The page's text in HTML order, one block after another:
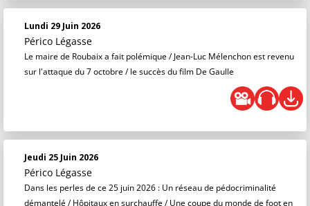
Lundi 29 Juin 2026
Périco Légasse
Le maire de Roubaix a fait polémique / Jean-Luc Mélenchon est revenu
sur l'attaque du 7 octobre / le succès du film De Gaulle
Jeudi 25 Juin 2026
Périco Légasse
Dans les perles de ce 25 juin 2026 : Un réseau de pédocriminalité
démantelé / Hôpitaux en surchauffe / Une coupe du monde de foot en